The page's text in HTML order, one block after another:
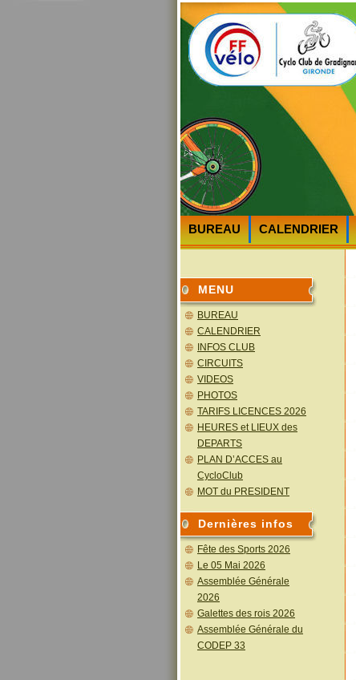
BUREAU CALENDRIER
MENU
BUREAU
CALENDRIER
INFOS CLUB
CIRCUITS
VIDEOS
PHOTOS
TARIFS LICENCES 2026
HEURES et LIEUX des
DEPARTS
PLAN D’ACCES au
CycloClub
MOT du PRESIDENT
Dernières infos
Fête des Sports 2026
Le 05 Mai 2026
Assemblée Générale
2026
Galettes des rois 2026
Assemblée Générale du
CODEP 33